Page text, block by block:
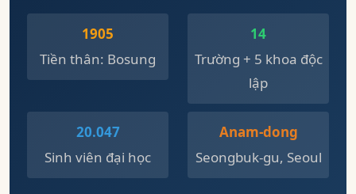
1905
Tiền thân: Bosung
14
Trường + 5 khoa độc
lập
20.047
Sinh viên đại học
Anam-dong
Seongbuk-gu, Seoul